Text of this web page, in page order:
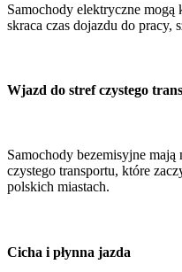
Samochody elektryczne mogą
skraca czas dojazdu do pracy,
Wjazd do stref czystego
Samochody bezemisyjne
czystego transportu, które
polskich miastach.
Cicha i płynna jazda